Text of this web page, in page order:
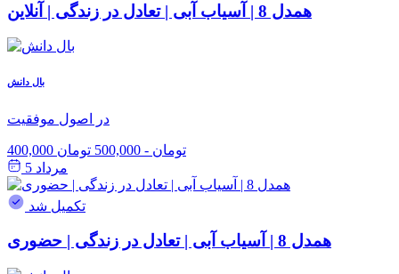
همدل 8 | آسیاب آبی | تعادل در زندگی | آنلاین
بال دانش
در اصول موفقیت
400,000 تومان - 500,000 تومان
مرداد 5
تکمیل شد
همدل 8 | آسیاب آبی | تعادل در زندگی | حضوری